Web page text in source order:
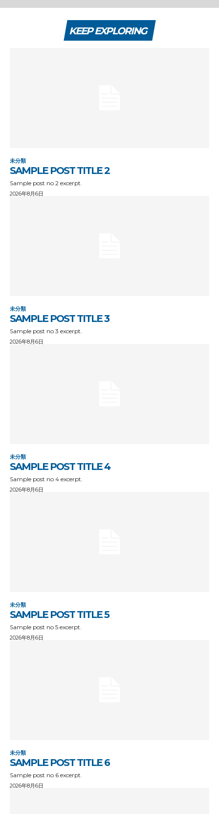
KEEP EXPLORING
未分類
SAMPLE POST TITLE 2
Sample post no 2 excerpt.
2026年8月6日
未分類
SAMPLE POST TITLE 3
Sample post no 3 excerpt.
2026年8月6日
未分類
SAMPLE POST TITLE 4
Sample post no 4 excerpt.
2026年8月6日
未分類
SAMPLE POST TITLE 5
Sample post no 5 excerpt.
2026年8月6日
未分類
SAMPLE POST TITLE 6
Sample post no 6 excerpt.
2026年8月6日